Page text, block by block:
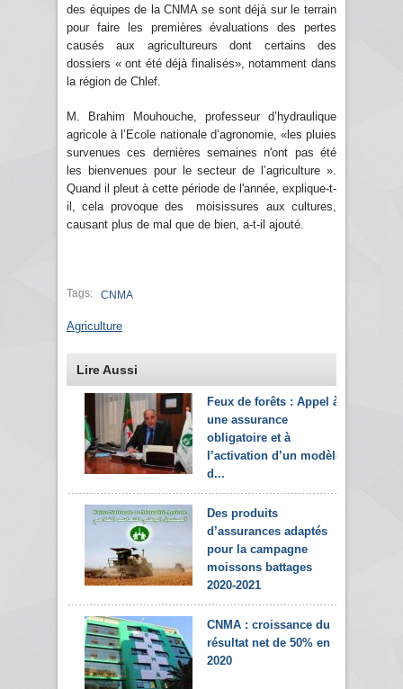
des équipes de la CNMA se sont déjà sur le terrain
pour faire les premières évaluations des pertes
causés aux agricultureurs dont certains des
dossiers « ont été déjà finalisés», notamment dans
la région de Chlef.
M. Brahim Mouhouche, professeur d’hydraulique
agricole à l’Ecole nationale d’agronomie, «les pluies
survenues ces dernières semaines n'ont pas été
les bienvenues pour le secteur de l’agriculture ».
Quand il pleut à cette période de l'année, explique-t-
il, cela provoque des moisissures aux cultures,
causant plus de mal que de bien, a-t-il ajouté.
Tags: CNMA
Agriculture
Lire Aussi
Feux de forêts : Appel à
une assurance
obligatoire et à
l’activation d’un modèle
d...
Des produits
d’assurances adaptés
pour la campagne
moissons battages
2020-2021
CNMA : croissance du
résultat net de 50% en
2020